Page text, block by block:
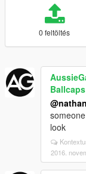
0 feltöltés
Ballcaps
look
2016.